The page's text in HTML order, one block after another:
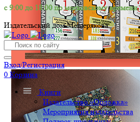
с 9:00 до 18:00 по московскому времени.
Издательский дом Мещерякова
Вход/Регистрация
0 Корзина
Книги
Издательство «Обложка»
Мероприятия издательства